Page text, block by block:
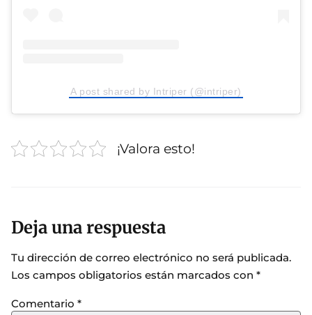
A post shared by Intriper (@intriper)
¡Valora esto!
Deja una respuesta
Tu dirección de correo electrónico no será publicada.
Los campos obligatorios están marcados con *
Comentario *